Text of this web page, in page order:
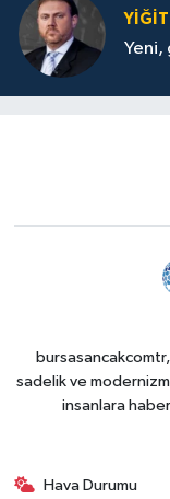
YİĞİT
Yeni,
sadelik ve
insanlara
Hava Durumu